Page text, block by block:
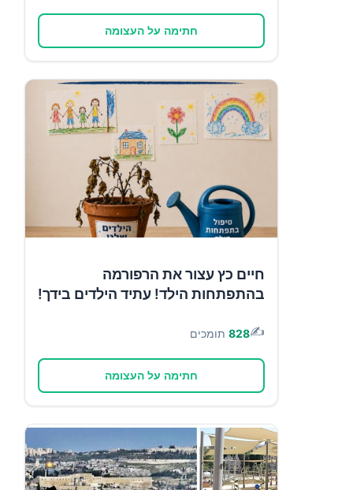
חתימה על העצומה
חיים כץ עצור את הרפורמה
בהתפתחות הילד! עתיד הילדים בידך!
✍️
828 תומכים
חתימה על העצומה